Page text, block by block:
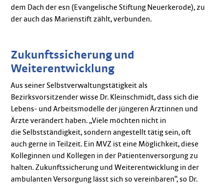
dem Dach der esn (Evangelische Stiftung Neuerkerode), zu
der auch das Marienstift zählt, verbunden.
Zukunftssicherung und
Weiterentwicklung
Aus seiner Selbstverwaltungstätigkeit als
Bezirksvorsitzender wisse Dr. Kleinschmidt, dass sich die
Lebens- und Arbeitsmodelle der jüngeren Ärztinnen und
Ärzte verändert haben. „Viele möchten nicht in
die Selbstständigkeit, sondern angestellt tätig sein, oft
auch gerne in Teilzeit. Ein MVZ ist eine Möglichkeit, diese
Kolleginnen und Kollegen in der Patientenversorgung zu
halten. Zukunftssicherung und Weiterentwicklung in der
ambulanten Versorgung lässt sich so vereinbaren“, so Dr.